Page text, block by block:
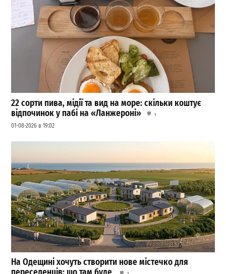
22 сорти пива, мідії та вид на море: скільки коштує
відпочинок у пабі на «Ланжероні»
1
01-08-2026 в 19:02
На Одещині хочуть створити нове містечко для